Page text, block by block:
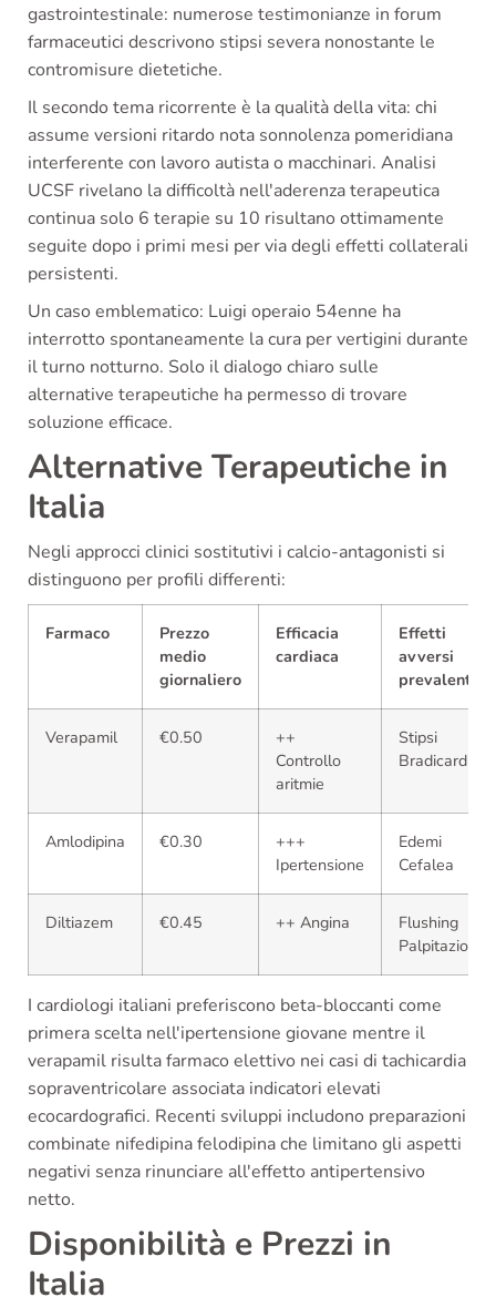
gastrointestinale: numerose testimonianze in forum
farmaceutici descrivono stipsi severa nonostante le
contromisure dietetiche.
Il secondo tema ricorrente è la qualità della vita: chi
assume versioni ritardo nota sonnolenza pomeridiana
interferente con lavoro autista o macchinari. Analisi
UCSF rivelano la difficoltà nell'aderenza terapeutica
continua solo 6 terapie su 10 risultano ottimamente
seguite dopo i primi mesi per via degli effetti collaterali
persistenti.
Un caso emblematico: Luigi operaio 54enne ha
interrotto spontaneamente la cura per vertigini durante
il turno notturno. Solo il dialogo chiaro sulle
alternative terapeutiche ha permesso di trovare
soluzione efficace.
Alternative Terapeutiche in
Italia
Negli approcci clinici sostitutivi i calcio-antagonisti si
distinguono per profili differenti:
Farmaco
Prezzo
medio
giornaliero
Efficacia
cardiaca
Effetti
avversi
prevalenti
Verapamil €0.50
++
Controllo
aritmie
Stipsi
Bradicardia
Amlodipina €0.30
+++
Ipertensione
Edemi
Cefalea
Diltiazem €0.45 ++ Angina
Flushing
Palpitazioni
I cardiologi italiani preferiscono beta-bloccanti come
primera scelta nell'ipertensione giovane mentre il
verapamil risulta farmaco elettivo nei casi di tachicardia
sopraventricolare associata indicatori elevati
ecocardografici. Recenti sviluppi includono preparazioni
combinate nifedipina felodipina che limitano gli aspetti
negativi senza rinunciare all'effetto antipertensivo
netto.
Disponibilità e Prezzi in
Italia